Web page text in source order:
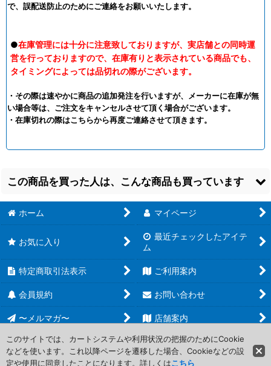
で、誤配送防止のためにご連絡をお願いいたします。
●在庫管理には十分に注意致しておりますが、実店舗との同時運
営を行っておりますので、在庫有りと表示されている商品でも、
タイミングによっては品切れの際がございます。
・その際は速やかに商品の追加発注を行いますが、メーカーに在庫が無
い場合等は、ご注文をキャンセルさせて頂く場合がございます。
・在庫切れの際はこちらから再度ご連絡させて頂きます。
この商品を買った人は、こんな商品も買っています
【倉庫在庫】
NITROPLUS CARD
MASTERSカードスリ
枚入り）
1,000円(税込)
在庫9個
【DGPR】アンゴラモ
ン【PR】
060(01)
(税込)
【OP-EB01】ブルック
【SR】
【黒】/EB01-
046]
100
ホーム マイページ
お気に入り
最近チェックしたアイテ
ム
特定商取引法表示 ご利用案内
会員規約 お問い合わせ
〜メルマガ〜 店舗案内
Copyright (C) 2006-2017 PROJECT CORE Corporation. All Rights
Reserved.
このサイトでは、カートシステムや利用状況の把握のためにCookie
などを使います。これ以降ページを遷移した場合、Cookieなどの設
定や使用に同意したことになります。詳しくはこちら